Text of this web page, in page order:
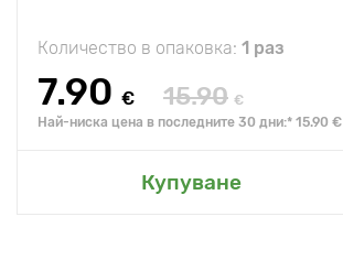
Количество в опаковка: 1 раз
7.90 € 15.90 €
Най-ниска цена в последните 30 дни:* 15.90 €
Купуване